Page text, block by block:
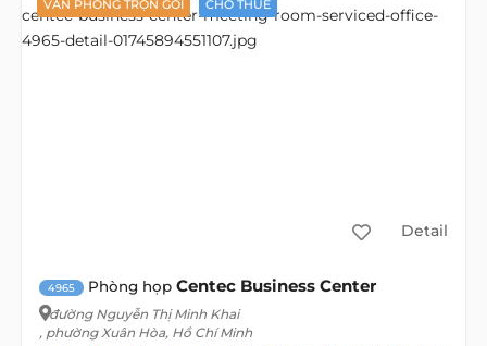
VĂN PHÒNG TRỌN GÓI CHO THUÊ
Detail
4965 Phòng họp Centec Business Center
đường Nguyễn Thị Minh Khai
, phường Xuân Hòa, Hồ Chí Minh